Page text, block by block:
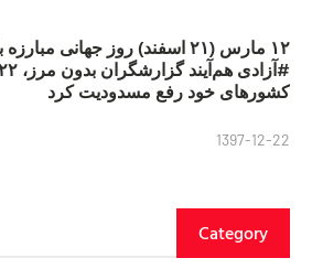
۱۲ مارس (۲۱ اسفند) روز جهانی
کشورهای خود رفع مسدودیت کرد
1397-12-22
Category